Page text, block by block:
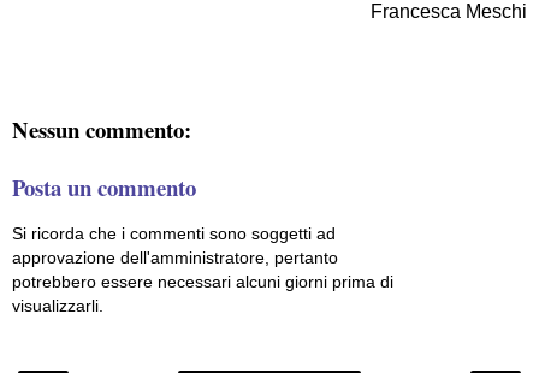
Francesca Meschi
Nessun commento:
Posta un commento
Si ricorda che i commenti sono soggetti ad
approvazione dell'amministratore, pertanto
potrebbero essere necessari alcuni giorni prima di
visualizzarli.